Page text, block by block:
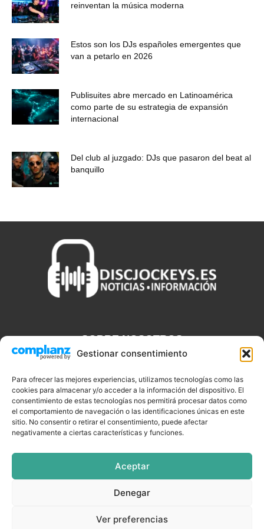
Gestionar consentimiento
Para ofrecer las mejores experiencias, utilizamos tecnologías como las
cookies para almacenar y/o acceder a la información del dispositivo. El
consentimiento de estas tecnologías nos permitirá procesar datos como
el comportamiento de navegación o las identificaciones únicas en este
sitio. No consentir o retirar el consentimiento, puede afectar
negativamente a ciertas características y funciones.
Aceptar
Denegar
Ver preferencias
reinventan la música moderna
Estos son los DJs españoles emergentes que
van a petarlo en 2026
Publisuites abre mercado en Latinoamérica
como parte de su estrategia de expansión
internacional
Del club al juzgado: DJs que pasaron del beat al
banquillo
SOBRE NOSOTROS
que necesitas saber sobre noticias, novedades, tecnologías y
aplicaciones que te ayudaran a ser un mejor Djs.
SÍGUENOS
EQUIPAMIENTO EVENTOS
TUTORIALES